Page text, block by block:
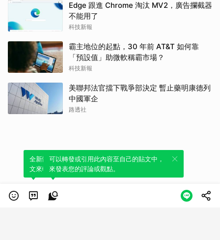
Edge 跟進 Chrome 淘汰 MV2，廣告攔截器
不能用了
科技新報
霸主地位的起點，30 年前 AT&T 如何靠
「預設值」助微軟稱霸市場？
科技新報
美聯邦法官擋下戰爭部決定 暫止藥明康德列
中國軍企
路透社
全新體驗！一鍵引用此內容，透過發布貼
文來輕鬆表達個人立場。
可以轉發或引用此內容至自己的貼文中，
來發表您的評論或觀點。